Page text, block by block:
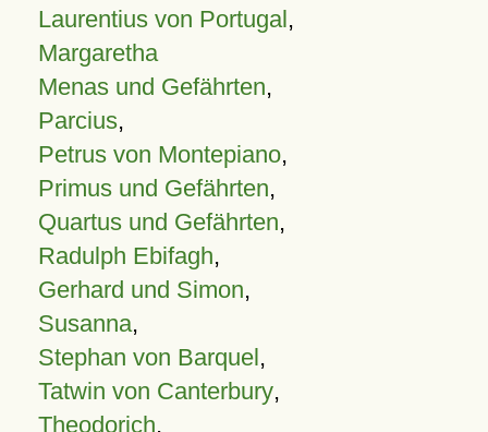
Laurentius von Portugal,
Margaretha
Menas und Gefährten,
Parcius,
Petrus von Montepiano,
Primus und Gefährten,
Quartus und Gefährten,
Radulph Ebifagh,
Gerhard und Simon,
Susanna,
Stephan von Barquel,
Tatwin von Canterbury,
Theodorich,